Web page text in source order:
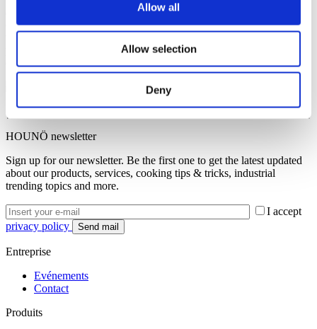
Allow all
Allow selection
Deny
à de nombreux événements passionnants à venir pour découvrir
comment nous pouvons vous aider à aborder des aspects cruciaux
tels que la rationalisation des dépenses, la minimisation du temps de
préparation des aliments et la redéfinition des flux de travail
culinaires.
HOUNÖ newsletter
Sign up for our newsletter. Be the first one to get the latest updated
about our products, services, cooking tips & tricks, industrial
trending topics and more.
I accept
privacy policy
Entreprise
Evénements
Contact
Produits